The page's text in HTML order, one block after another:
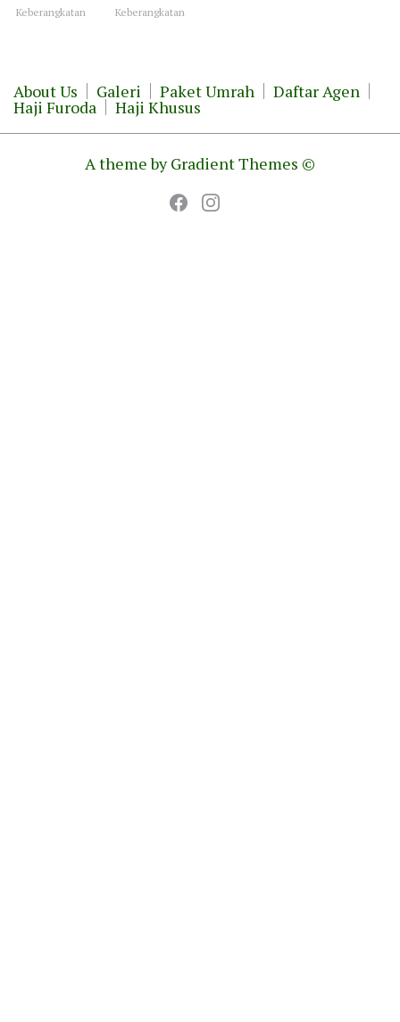
Keberangkatan Keberangkatan
About Us Galeri Paket Umrah Daftar Agen
Haji Furoda Haji Khusus
A theme by Gradient Themes ©